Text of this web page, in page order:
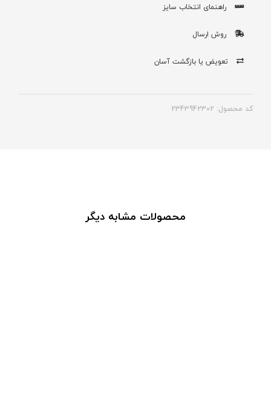
راهنمای انتخاب سایز
روش ارسال
تعویض یا بازگشت آسان
کد محصول: 2343942302
محصولات مشابه دیگر